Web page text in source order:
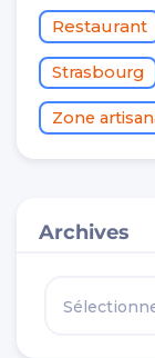
Restaurant
Strasbourg
Zone
Archives